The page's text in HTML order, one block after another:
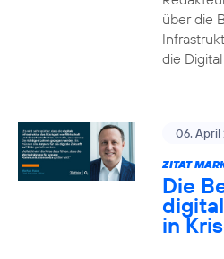
über die
die
06. April
ZITAT
Die
in